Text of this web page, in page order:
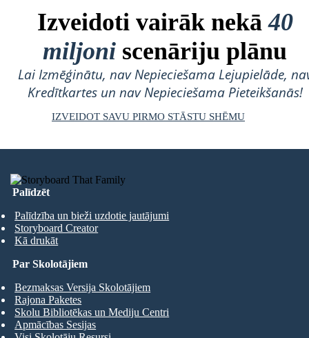
Izveidoti vairāk nekā40
miljoni scenāriju plānu
Lai Izmēģinātu, nav Nepieciešama Lejupielāde,
Kredītkartes un nav Nepieciešama Pieteikšanās!
IZVEIDOT SAVU PIRMO STĀSTU SHĒMU
Palīdzēt
Palīdzība un bieži uzdotie jautājumi
Storyboard Creator
Kā drukāt
Par Skolotājiem
Bezmaksas Versija Skolotājiem
Rajona Paketes
Skolu Bibliotēkas un Mediju Centri
Apmācības Sesijas